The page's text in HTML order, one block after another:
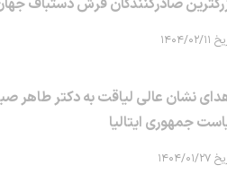
۰۲/۱۱
نشان عالی لیاقت به دکتر طاهر
جمهوری ایتالیا
۰۱/۲۷